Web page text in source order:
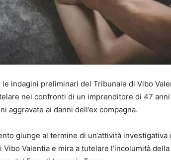
indagini preliminari del Tribunale di Vibo
nei confronti di un imprenditore di 47
aggravate ai danni dell’ex compagna.
giunge al termine di un’attività
Valentia e mira a tutelare l’incolumità